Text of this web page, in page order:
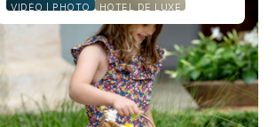
VIDÉO | PHOTO HÔTEL DE LUXE